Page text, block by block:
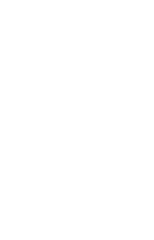
смешные истории,
шаржи, стихи,